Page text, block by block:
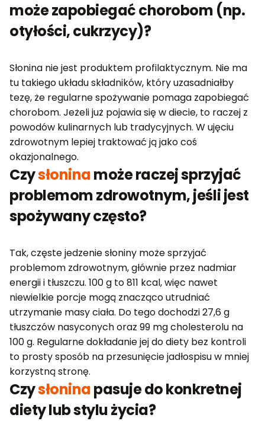
może zapobiegać chorobom (np.
otyłości, cukrzycy)?
Słonina nie jest produktem profilaktycznym. Nie ma
tu takiego układu składników, który uzasadniałby
tezę, że regularne spożywanie pomaga zapobiegać
chorobom. Jeżeli już pojawia się w diecie, to raczej z
powodów kulinarnych lub tradycyjnych. W ujęciu
zdrowotnym lepiej traktować ją jako coś
okazjonalnego.
Czysłoninamoże raczej sprzyjać
problemom zdrowotnym, jeśli jest
spożywany często?
Tak, częste jedzenie słoniny może sprzyjać
problemom zdrowotnym, głównie przez nadmiar
energii i tłuszczu. 100 g to 811 kcal, więc nawet
niewielkie porcje mogą znacząco utrudniać
utrzymanie masy ciała. Do tego dochodzi 27,6 g
tłuszczów nasyconych oraz 99 mg cholesterolu na
100 g. Regularne dokładanie jej do diety bez kontroli
to prosty sposób na przesunięcie jadłospisu w mniej
korzystną stronę.
Czysłoninapasuje do konkretnej
diety lub stylu życia?